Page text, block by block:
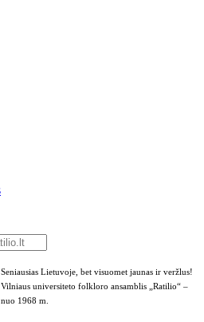
Seniausias Lietuvoje, bet visuomet jaunas ir veržlus!
Vilniaus universiteto folkloro ansamblis „Ratilio“ –
nuo 1968 m.